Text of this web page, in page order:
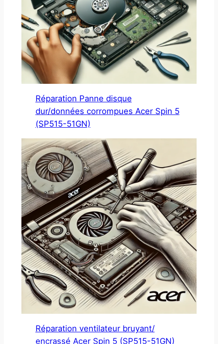
Réparation Panne disque
dur/données corrompues Acer Spin 5
(SP515-51GN)
Réparation ventilateur bruyant/
encrassé Acer Spin 5 (SP515-51GN)